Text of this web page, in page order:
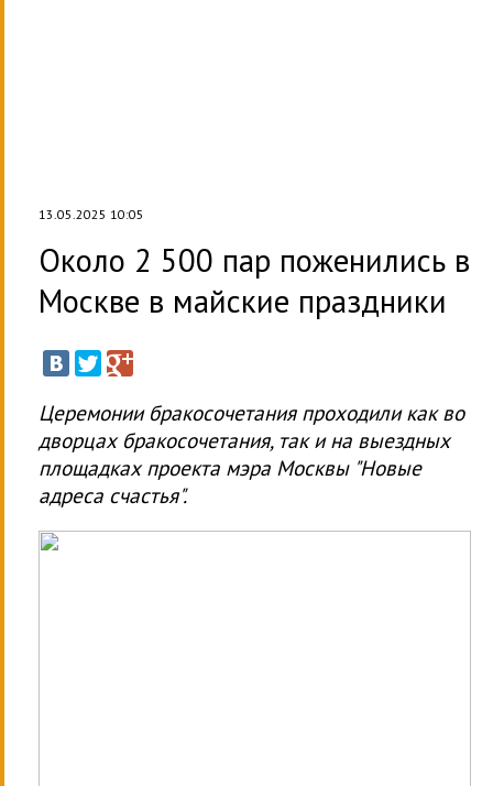
13.05.2025 10:05
Около 2 500 пар поженились в
Москве в майские праздники
Церемонии бракосочетания проходили как во
дворцах бракосочетания, так и на выездных
площадках проекта мэра Москвы "Новые
адреса счастья".